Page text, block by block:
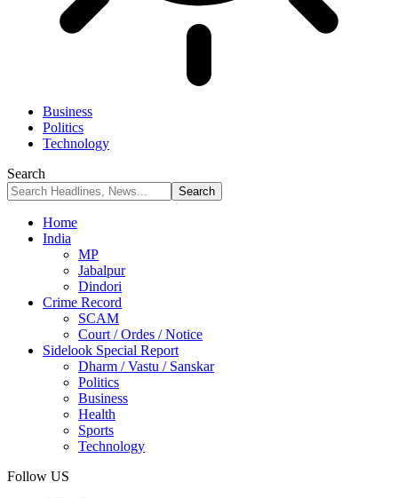
Business
Politics
Technology
Search
Home
India
MP
Jabalpur
Dindori
Crime Record
SCAM
Court / Ordes / Notice
Sidelook Special Report
Dharm / Vastu / Sanskar
Politics
Business
Health
Sports
Technology
Follow US